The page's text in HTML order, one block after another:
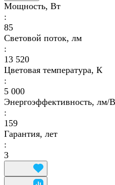
Мощность, Вт
:
85
Световой поток, лм
:
13 520
Цветовая температура, К
:
5 000
Энергоэффективность, лм/
:
159
Гарантия, лет
:
3